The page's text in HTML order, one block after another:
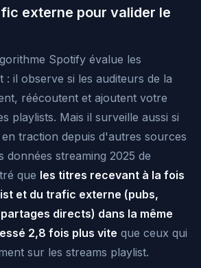
externe pour valider le
Spotify évalue les
: il observe si les auditeurs de la
réécoutent et ajoutent votre
playlists. Mais il surveille aussi si
traction depuis d'autres sources
données streaming 2025 de
que les titres recevant à la fois
et du trafic externe (pubs,
directs) dans la même
2,8 fois plus vite que ceux qui
sur les streams playlist.